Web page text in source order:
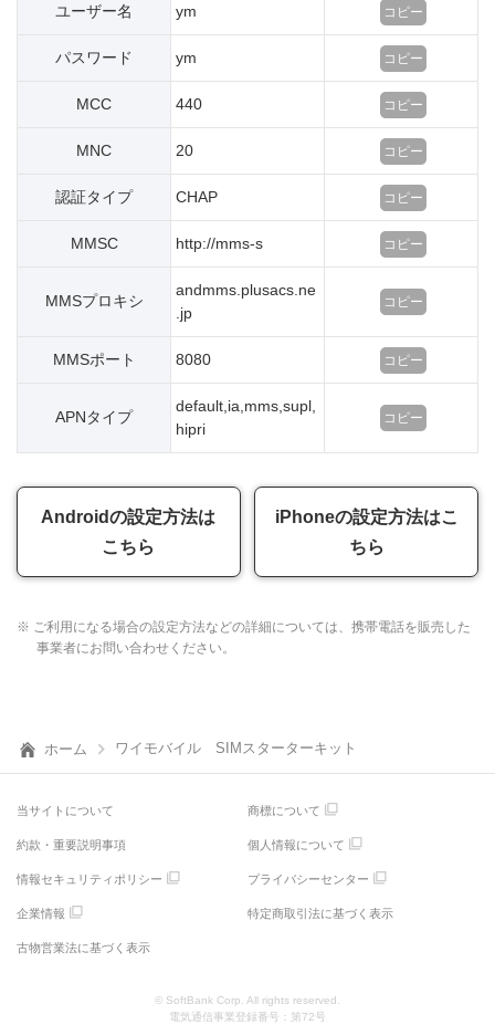
ユーザー名 ym コピー
パスワード ym コピー
MCC 440 コピー
MNC 20 コピー
認証タイプ CHAP コピー
MMSC http://mms-s コピー
MMSプロキシ
andmms.plusacs.ne
.jp
コピー
MMSポート 8080 コピー
APNタイプ
default,ia,mms,supl,
hipri
コピー
Androidの設定方法は
こちら
iPhoneの設定方法はこ
ちら
※ ご利用になる場合の設定方法などの詳細については、携帯電話を販売した
事業者にお問い合わせください。
ホーム ワイモバイル SIMスターターキット
当サイトについて 商標について
約款・重要説明事項 個人情報について
情報セキュリティポリシー プライバシーセンター
企業情報 特定商取引法に基づく表示
古物営業法に基づく表示
© SoftBank Corp. All rights reserved.
電気通信事業登録番号：第72号